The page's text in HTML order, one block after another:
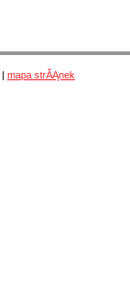
mapa strĂĄnek